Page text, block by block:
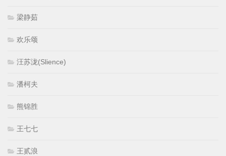
梁静茹
欢乐颂
汪苏泷(Slience)
潘柯夫
熊锦胜
王七七
王贰浪